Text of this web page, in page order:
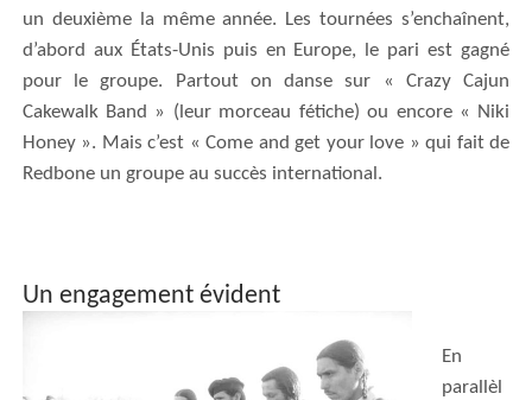
un deuxième la même année. Les tournées s’enchaînent,
d’abord aux États-Unis puis en Europe,
le pari est gagné
pour le groupe. Partout on danse sur «Crazy Cajun
Cakewalk Band » (leur morceau fétiche) ou encore « Niki
Honey ». Mais c’est « Come and get your love » qui fait de
Redbone un groupe au succès international.
Un engagement évident
En
parallèl